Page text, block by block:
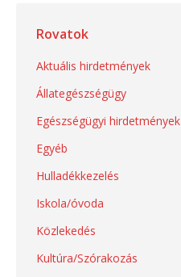
Rovatok
Aktuális hirdetmények
Állategészségügy
Egészségügyi hirdetmények
Egyéb
Hulladékkezelés
Iskola/óvoda
Közlekedés
Kultúra/Szórakozás